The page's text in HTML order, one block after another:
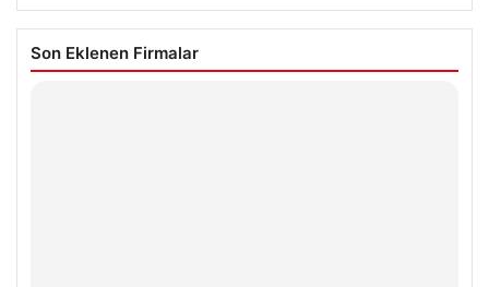
Son Eklenen Firmalar